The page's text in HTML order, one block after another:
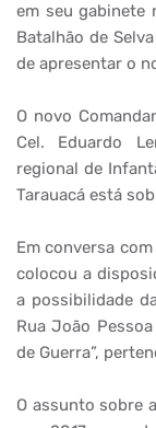
em seu gabinete
Batalhão de
de apresentar o
O novo
Cel. Eduardo
regional de
Tarauacá está
Em conversa
colocou a
a possibilidade
Rua João
de Guerra”,
O assunto sobre